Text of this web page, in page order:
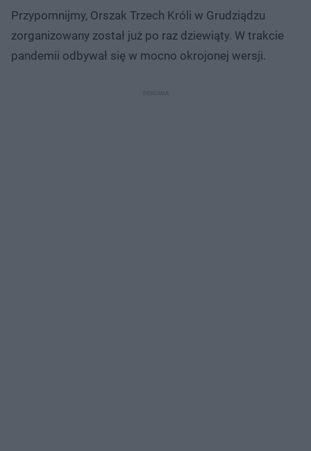
Przypomnijmy, Orszak Trzech Króli w Grudziądzu
zorganizowany został już po raz dziewiąty. W trakcie
pandemii odbywał się w mocno okrojonej wersji.